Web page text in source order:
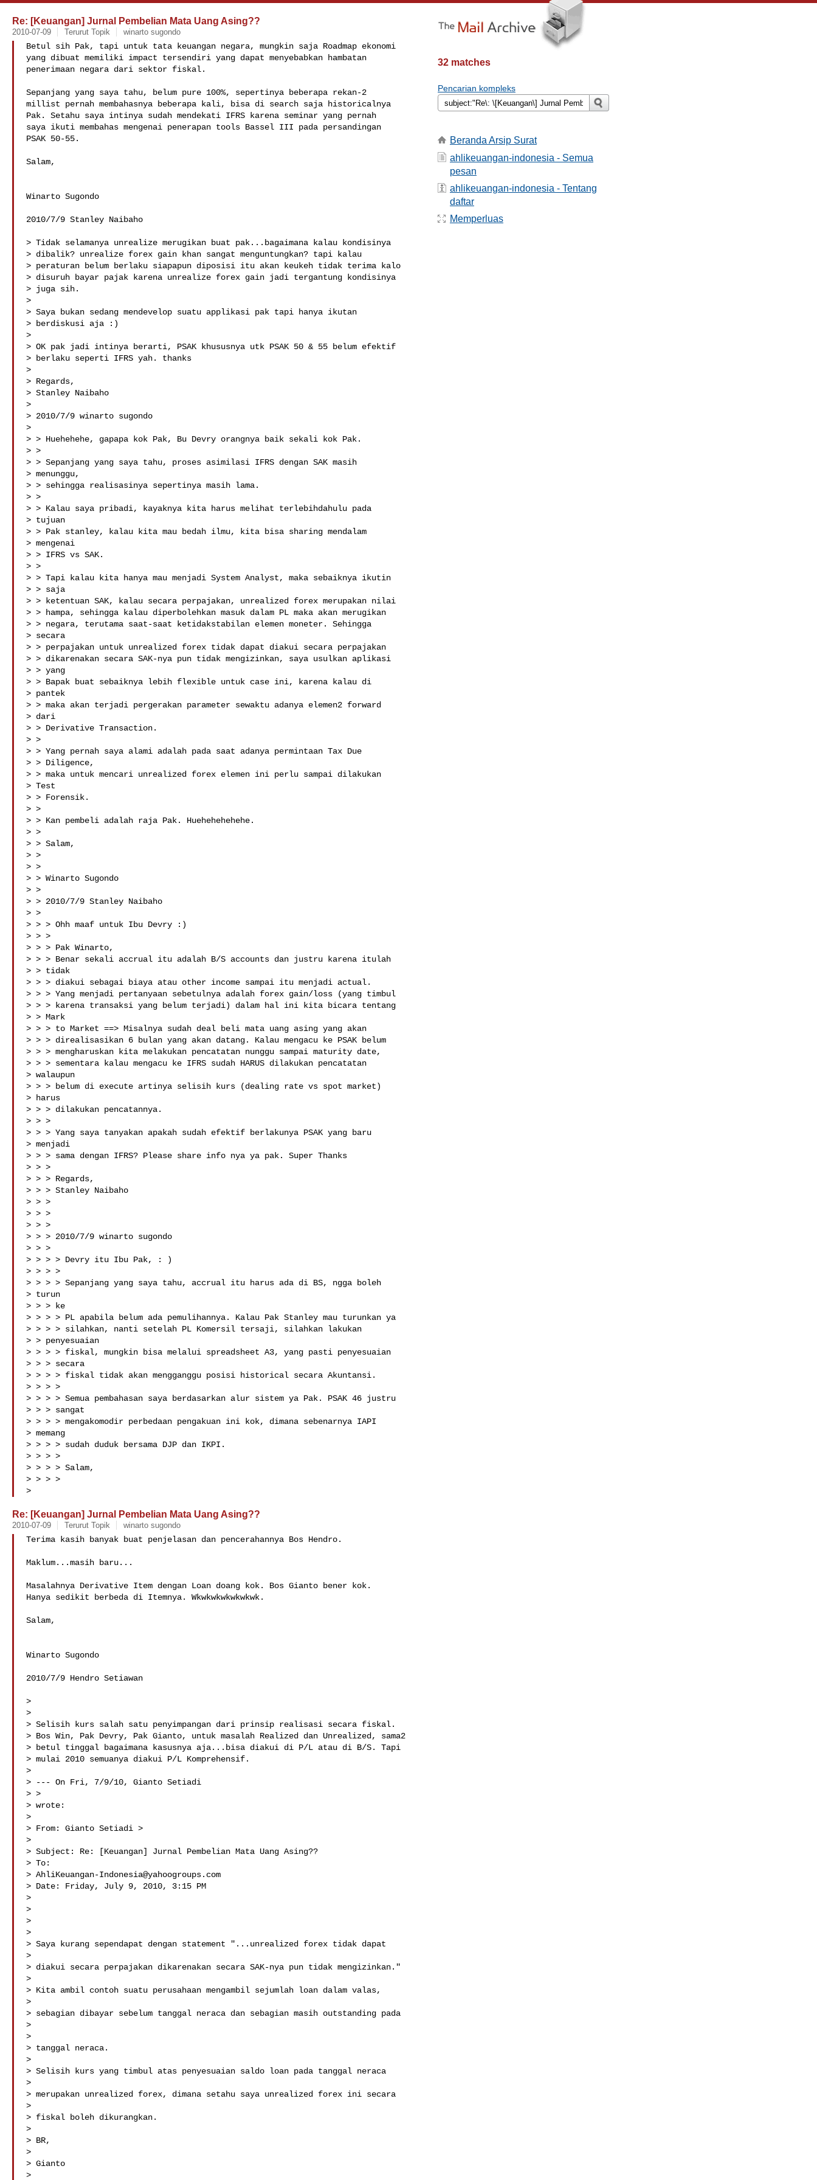
Re: [Keuangan] Jurnal Pembelian Mata Uang Asing??
2010-07-09 Terurut Topik winarto sugondo
Betul sih Pak, tapi untuk tata keuangan negara, mungkin saja Roadmap ekonomi
yang dibuat memiliki impact tersendiri yang dapat menyebabkan hambatan
penerimaan negara dari sektor fiskal.
Sepanjang yang saya tahu, belum pure 100%, sepertinya beberapa rekan-2
millist pernah membahasnya beberapa kali, bisa di search saja historicalnya
Pak. Setahu saya intinya sudah mendekati IFRS karena seminar yang pernah
saya ikuti membahas mengenai penerapan tools Bassel III pada persandingan
PSAK 50-55.
Salam,
Winarto Sugondo
2010/7/9 Stanley Naibaho
> Tidak selamanya unrealize merugikan buat pak...bagaimana kalau kondisinya
> dibalik? unrealize forex gain khan sangat menguntungkan? tapi kalau
> peraturan belum berlaku siapapun diposisi itu akan keukeh tidak terima kalo
> disuruh bayar pajak karena unrealize forex gain jadi tergantung kondisinya
> juga sih.
>
> Saya bukan sedang mendevelop suatu applikasi pak tapi hanya ikutan
> berdiskusi aja :)
>
> OK pak jadi intinya berarti, PSAK khususnya utk PSAK 50 & 55 belum efektif
> berlaku seperti IFRS yah. thanks
>
> Regards,
> Stanley Naibaho
>
> 2010/7/9 winarto sugondo
>
> > Huehehehe, gapapa kok Pak, Bu Devry orangnya baik sekali kok Pak.
> >
> > Sepanjang yang saya tahu, proses asimilasi IFRS dengan SAK masih
> menunggu,
> > sehingga realisasinya sepertinya masih lama.
> >
> > Kalau saya pribadi, kayaknya kita harus melihat terlebihdahulu pada
> tujuan
> > Pak stanley, kalau kita mau bedah ilmu, kita bisa sharing mendalam
> mengenai
> > IFRS vs SAK.
> >
> > Tapi kalau kita hanya mau menjadi System Analyst, maka sebaiknya ikutin
> > saja
> > ketentuan SAK, kalau secara perpajakan, unrealized forex merupakan nilai
> > hampa, sehingga kalau diperbolehkan masuk dalam PL maka akan merugikan
> > negara, terutama saat-saat ketidakstabilan elemen moneter. Sehingga
> secara
> > perpajakan untuk unrealized forex tidak dapat diakui secara perpajakan
> > dikarenakan secara SAK-nya pun tidak mengizinkan, saya usulkan aplikasi
> > yang
> > Bapak buat sebaiknya lebih flexible untuk case ini, karena kalau di
> pantek
> > maka akan terjadi pergerakan parameter sewaktu adanya elemen2 forward
> dari
> > Derivative Transaction.
> >
> > Yang pernah saya alami adalah pada saat adanya permintaan Tax Due
> > Diligence,
> > maka untuk mencari unrealized forex elemen ini perlu sampai dilakukan
> Test
> > Forensik.
> >
> > Kan pembeli adalah raja Pak. Huehehehehehe.
> >
> > Salam,
> >
> >
> > Winarto Sugondo
> >
> > 2010/7/9 Stanley Naibaho
> >
> > > Ohh maaf untuk Ibu Devry :)
> > >
> > > Pak Winarto,
> > > Benar sekali accrual itu adalah B/S accounts dan justru karena itulah
> > tidak
> > > diakui sebagai biaya atau other income sampai itu menjadi actual.
> > > Yang menjadi pertanyaan sebetulnya adalah forex gain/loss (yang timbul
> > > karena transaksi yang belum terjadi) dalam hal ini kita bicara tentang
> > Mark
> > > to Market ==> Misalnya sudah deal beli mata uang asing yang akan
> > > direalisasikan 6 bulan yang akan datang. Kalau mengacu ke PSAK belum
> > > mengharuskan kita melakukan pencatatan nunggu sampai maturity date,
> > > sementara kalau mengacu ke IFRS sudah HARUS dilakukan pencatatan
> walaupun
> > > belum di execute artinya selisih kurs (dealing rate vs spot market)
> harus
> > > dilakukan pencatannya.
> > >
> > > Yang saya tanyakan apakah sudah efektif berlakunya PSAK yang baru
> menjadi
> > > sama dengan IFRS? Please share info nya ya pak. Super Thanks
> > >
> > > Regards,
> > > Stanley Naibaho
> > >
> > >
> > >
> > > 2010/7/9 winarto sugondo
> > >
> > > > Devry itu Ibu Pak, : )
> > > >
> > > > Sepanjang yang saya tahu, accrual itu harus ada di BS, ngga boleh
> turun
> > > ke
> > > > PL apabila belum ada pemulihannya. Kalau Pak Stanley mau turunkan ya
> > > > silahkan, nanti setelah PL Komersil tersaji, silahkan lakukan
> > penyesuaian
> > > > fiskal, mungkin bisa melalui spreadsheet A3, yang pasti penyesuaian
> > > secara
> > > > fiskal tidak akan mengganggu posisi historical secara Akuntansi.
> > > >
> > > > Semua pembahasan saya berdasarkan alur sistem ya Pak. PSAK 46 justru
> > > sangat
> > > > mengakomodir perbedaan pengakuan ini kok, dimana sebenarnya IAPI
> memang
> > > > sudah duduk bersama DJP dan IKPI.
> > > >
> > > > Salam,
> > > >
>
Re: [Keuangan] Jurnal Pembelian Mata Uang Asing??
2010-07-09 Terurut Topik winarto sugondo
Terima kasih banyak buat penjelasan dan pencerahannya Bos Hendro.
Maklum...masih baru...
Masalahnya Derivative Item dengan Loan doang kok. Bos Gianto bener kok.
Hanya sedikit berbeda di Itemnya. Wkwkwkwkwkwkwk.
Salam,
Winarto Sugondo
2010/7/9 Hendro Setiawan
>
>
> Selisih kurs salah satu penyimpangan dari prinsip realisasi secara fiskal.
> Bos Win, Pak Devry, Pak Gianto, untuk masalah Realized dan Unrealized, sama2
> betul tinggal bagaimana kasusnya aja...bisa diakui di P/L atau di B/S. Tapi
> mulai 2010 semuanya diakui P/L Komprehensif.
>
> --- On Fri, 7/9/10, Gianto Setiadi
> >
> wrote:
>
> From: Gianto Setiadi >
>
> Subject: Re: [Keuangan] Jurnal Pembelian Mata Uang Asing??
> To:
> AhliKeuangan-Indonesia@yahoogroups.com
> Date: Friday, July 9, 2010, 3:15 PM
>
>
>
>
> Saya kurang sependapat dengan statement "...unrealized forex tidak dapat
>
> diakui secara perpajakan dikarenakan secara SAK-nya pun tidak mengizinkan."
>
> Kita ambil contoh suatu perusahaan mengambil sejumlah loan dalam valas,
>
> sebagian dibayar sebelum tanggal neraca dan sebagian masih outstanding pada
>
>
> tanggal neraca.
>
> Selisih kurs yang timbul atas penyesuaian saldo loan pada tanggal neraca
>
> merupakan unrealized forex, dimana setahu saya unrealized forex ini secara
>
> fiskal boleh dikurangkan.
>
> BR,
>
> Gianto
>
32 matches
Pencarian kompleks
Beranda Arsip Surat
ahlikeuangan-indonesia - Semua
pesan
ahlikeuangan-indonesia - Tentang
daftar
Memperluas